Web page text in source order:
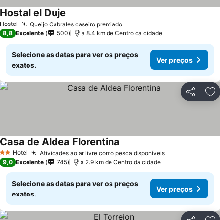
Hostel Queijo Cabrales caseiro premiado
Hostal el Duje
8,8 Excelente 500 a 8.4 km de Centro da cidade
Selecione as datas para ver os preços
exatos.
Ver preços
Partilhar
2 Estrelas
Hotel Atividades ao ar livre como pesca disponíveis
Casa de Aldea Florentina
9,0 Excelente 745 a 2.9 km de Centro da cidade
Selecione as datas para ver os preços
exatos.
Ver preços